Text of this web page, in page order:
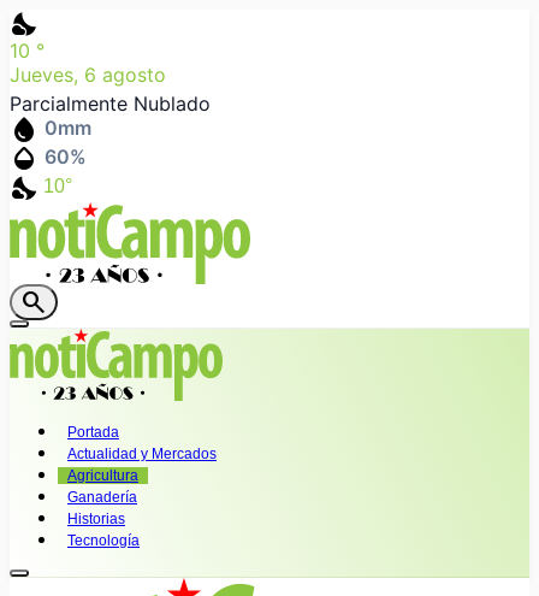
nights_stay
10 °
Jueves, 6 agosto
Parcialmente Nublado
water_drop 0mm
humidity_mid 60%
nights_stay 10°
search
Portada
Actualidad y Mercados
Agricultura
Ganadería
Historias
Tecnología